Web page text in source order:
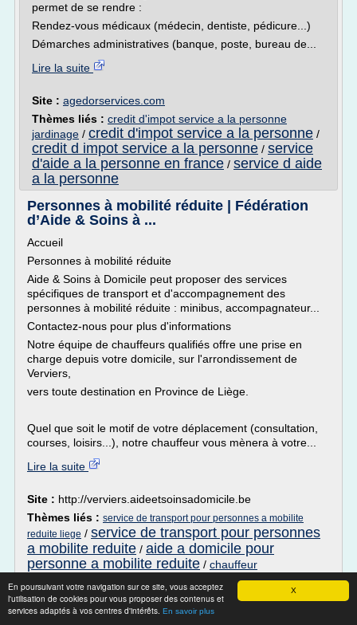
X
En poursuivant votre navigation sur ce site, vous acceptez
l'utilisation de cookies pour vous proposer des contenus et
services adaptés à vos centres d'intérêts. En savoir plus
permet de se rendre :
Rendez-vous médicaux (médecin, dentiste, pédicure...)
Démarches administratives (banque, poste, bureau de...
Lire la suite
Site : agedorservices.com
Thèmes liés : credit d'impot service a la personne
jardinage / credit d'impot service a la personne /
credit d impot service a la personne / service
d'aide a la personne en france / service d aide
a la personne
Personnes à mobilité réduite | Fédération
d’Aide & Soins à ...
Accueil
Personnes à mobilité réduite
Aide & Soins à Domicile peut proposer des services
spécifiques de transport et d'accompagnement des
personnes à mobilité réduite : minibus, accompagnateur...
Contactez-nous pour plus d'informations
Notre équipe de chauffeurs qualifiés offre une prise en
charge depuis votre domicile, sur l'arrondissement de
Verviers,
vers toute destination en Province de Liège.
Quel que soit le motif de votre déplacement (consultation,
courses, loisirs...), notre chauffeur vous mènera à votre...
Lire la suite
Site : http://verviers.aideetsoinsadomicile.be
Thèmes liés : service de transport pour personnes a mobilite
reduite liege / service de transport pour personnes
a mobilite reduite / aide a domicile pour
personne a mobilite reduite / chauffeur
accompagnateur personne mobilite reduite/aide aux
personne a mobilite reduite